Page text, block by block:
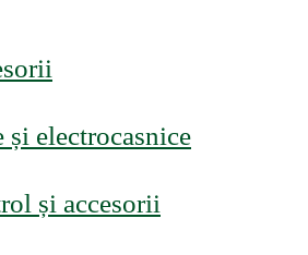
și electrocasnice
și accesorii